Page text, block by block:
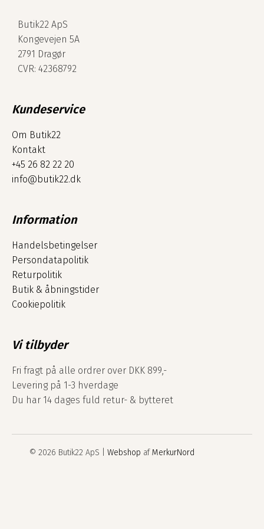
Butik22 ApS
Kongevejen 5A
2791 Dragør
CVR: 42368792
Kundeservice
Om Butik22
Kontakt
+45 26 82 22 20
info@butik22.dk
Information
Handelsbetingelser
Persondatapolitik
Returpolitik
Butik & åbningstider
Cookiepolitik
Vi tilbyder
Fri fragt på alle ordrer over DKK 899,-
Levering på 1-3 hverdage
Du har 14 dages fuld retur- & bytteret
© 2026 Butik22 ApS | Webshop afMerkurNord